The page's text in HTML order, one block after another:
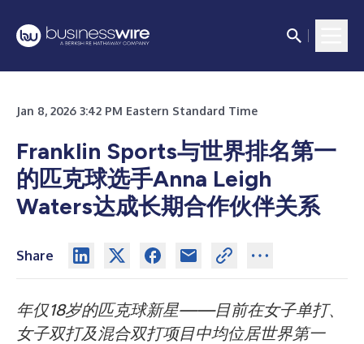
Jan 8, 2026 3:42 PM Eastern Standard Time
Franklin Sports与世界排名第一
的匹克球选手Anna Leigh
Waters达成长期合作伙伴关系
Share
年仅18岁的匹克球新星——目前在女子单打、
女子双打及混合双打项目中均位居世界第一